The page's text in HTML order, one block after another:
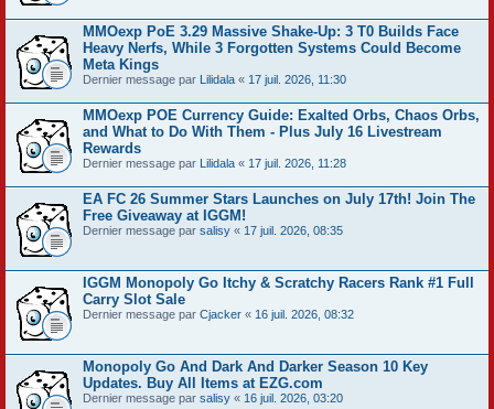
MMOexp PoE 3.29 Massive Shake-Up: 3 T0 Builds Face
Heavy Nerfs, While 3 Forgotten Systems Could Become
Meta Kings
Dernier message par Lilidala « 17 juil. 2026, 11:30
MMOexp POE Currency Guide: Exalted Orbs, Chaos Orbs,
and What to Do With Them - Plus July 16 Livestream
Rewards
Dernier message par Lilidala « 17 juil. 2026, 11:28
EA FC 26 Summer Stars Launches on July 17th! Join The
Free Giveaway at IGGM!
Dernier message par salisy « 17 juil. 2026, 08:35
IGGM Monopoly Go Itchy & Scratchy Racers Rank #1 Full
Carry Slot Sale
Dernier message par Cjacker « 16 juil. 2026, 08:32
Monopoly Go And Dark And Darker Season 10 Key
Updates. Buy All Items at EZG.com
Dernier message par salisy « 16 juil. 2026, 03:20